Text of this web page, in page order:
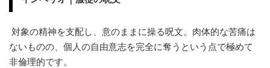
対象の精神を支配し、意のままに操る呪文。肉体的な苦痛は
ないものの、個人の自由意志を完全に奪うという点で極めて
非倫理的です。